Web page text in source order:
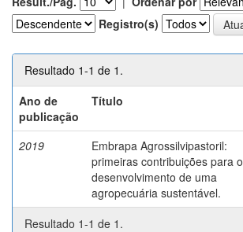
Registro(s)
Resultado 1-1 de 1.
Ano de
publicação
Título
2019
Embrapa Agrossilvipastoril:
primeiras contribuições para o
desenvolvimento de uma
agropecuária sustentável.
Resultado 1-1 de 1.